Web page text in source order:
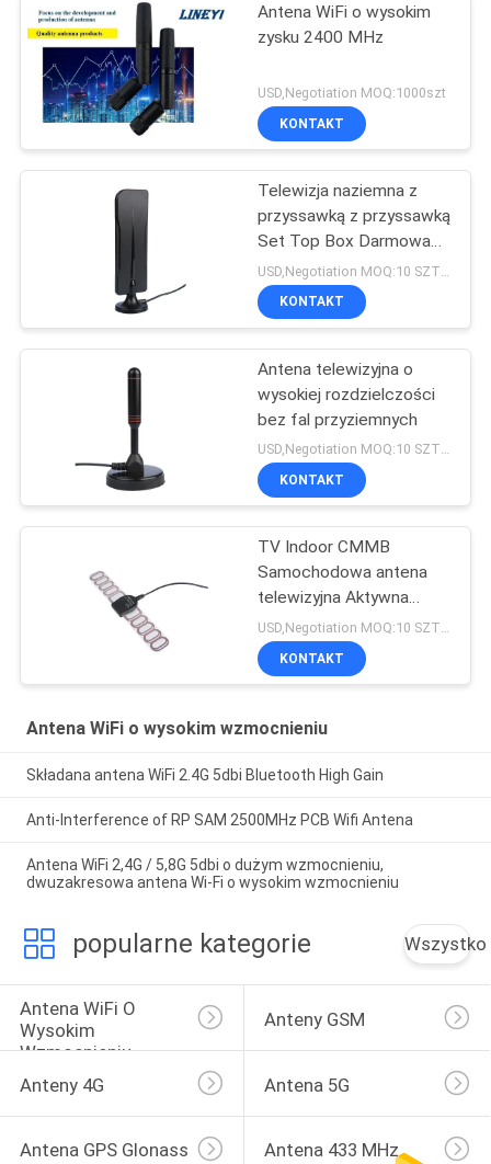
Antena WiFi o wysokim
zysku 2400 MHz
USD,Negotiation MOQ:1000szt
KONTAKT
Telewizja naziemna z
przyssawką z przyssawką
Set Top Box Darmowa
zewnętrzna cyfrowa
antena telewizyjna
KONTAKT
Antena telewizyjna o
wysokiej rozdzielczości
bez fal przyziemnych
USD,Negotiation MOQ:10 SZTUK
KONTAKT
TV Indoor CMMB
Samochodowa antena
telewizyjna Aktywna
wzmocniona antena
sygnałowa Antena
krosowa
USD,Negotiation MOQ:10 SZTUK
KONTAKT
Antena WiFi o wysokim wzmocnieniu
Składana antena WiFi 2.4G 5dbi Bluetooth High Gain
Anti-Interference of RP SAM 2500MHz PCB Wifi Antena
Antena WiFi 2,4G / 5,8G 5dbi o dużym wzmocnieniu,
dwuzakresowa antena Wi-Fi o wysokim wzmocnieniu
popularne kategorie Wszystko
Antena WiFi O
Wysokim
Wzmocnieniu
Anteny GSM
Anteny 4G Antena 5G
Antena GPS Glonass Antena 433 MHz